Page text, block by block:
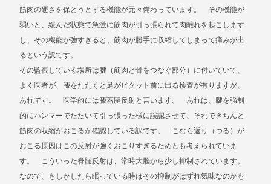
筋肉の硬さを保とうとする機能が元々備わっています。 その機能が
弱いと、緩んだ状態で急激に筋肉が引っ張られて肉離れを起こします
し、その機能が強すぎると、筋肉が勝手に収縮してしまって痛みが出
るという訳です。
その監視している場所は腱（筋肉と骨をつなぐ部分）に付いていて、
よく医者が、膝をたたくと足がピクット前に出る検査が有りますが、
あれです。 医学的には膝蓋腱反射と言います。 あれは、腱を強制
的にハンマーでたたいて引っ張った様に誤認させて、それできちんと
筋肉の収縮がおこるか確認している訳です。 こむら返り（つる）が
おこる原因はこの反射が強くおこりすぎるためとも考えられていま
す。 こういった脊髄反射は、常時大脳から少し抑制されています。
なので、もしかしたら眠っている時はその抑制がはずれ気味なのかも